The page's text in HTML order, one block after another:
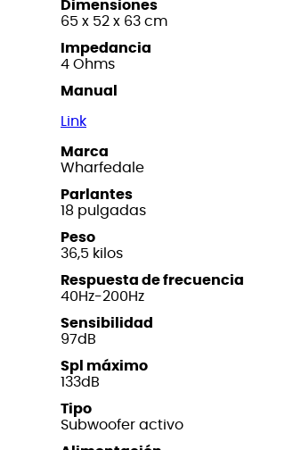
Dimensiones
65 x 52 x 63 cm
Impedancia
4 Ohms
Manual
Link
Marca
Wharfedale
Parlantes
18 pulgadas
Peso
36,5 kilos
Respuesta de frecuencia
40Hz-200Hz
Sensibilidad
97dB
Spl máximo
133dB
Tipo
Subwoofer activo